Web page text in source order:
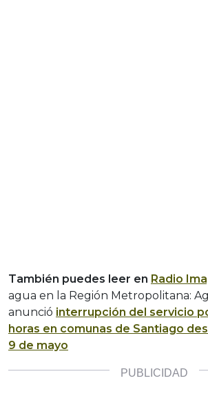
También puedes leer en Radio
agua en la Región Metropolitana:
anunció interrupción del servicio
horas en comunas de Santiago
9 de mayo